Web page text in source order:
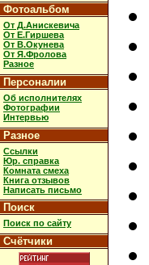
Фотоальбом
От Д.Анискевича
От Е.Гиршева
От В.Окунева
От Я.Фролова
Разное
Персоналии
Об исполнителях
Фотографии
Интервью
Разное
Ссылки
Юр. справка
Комната смеха
Книга отзывов
Написать письмо
Поиск
Поиск по сайту
Счётчики